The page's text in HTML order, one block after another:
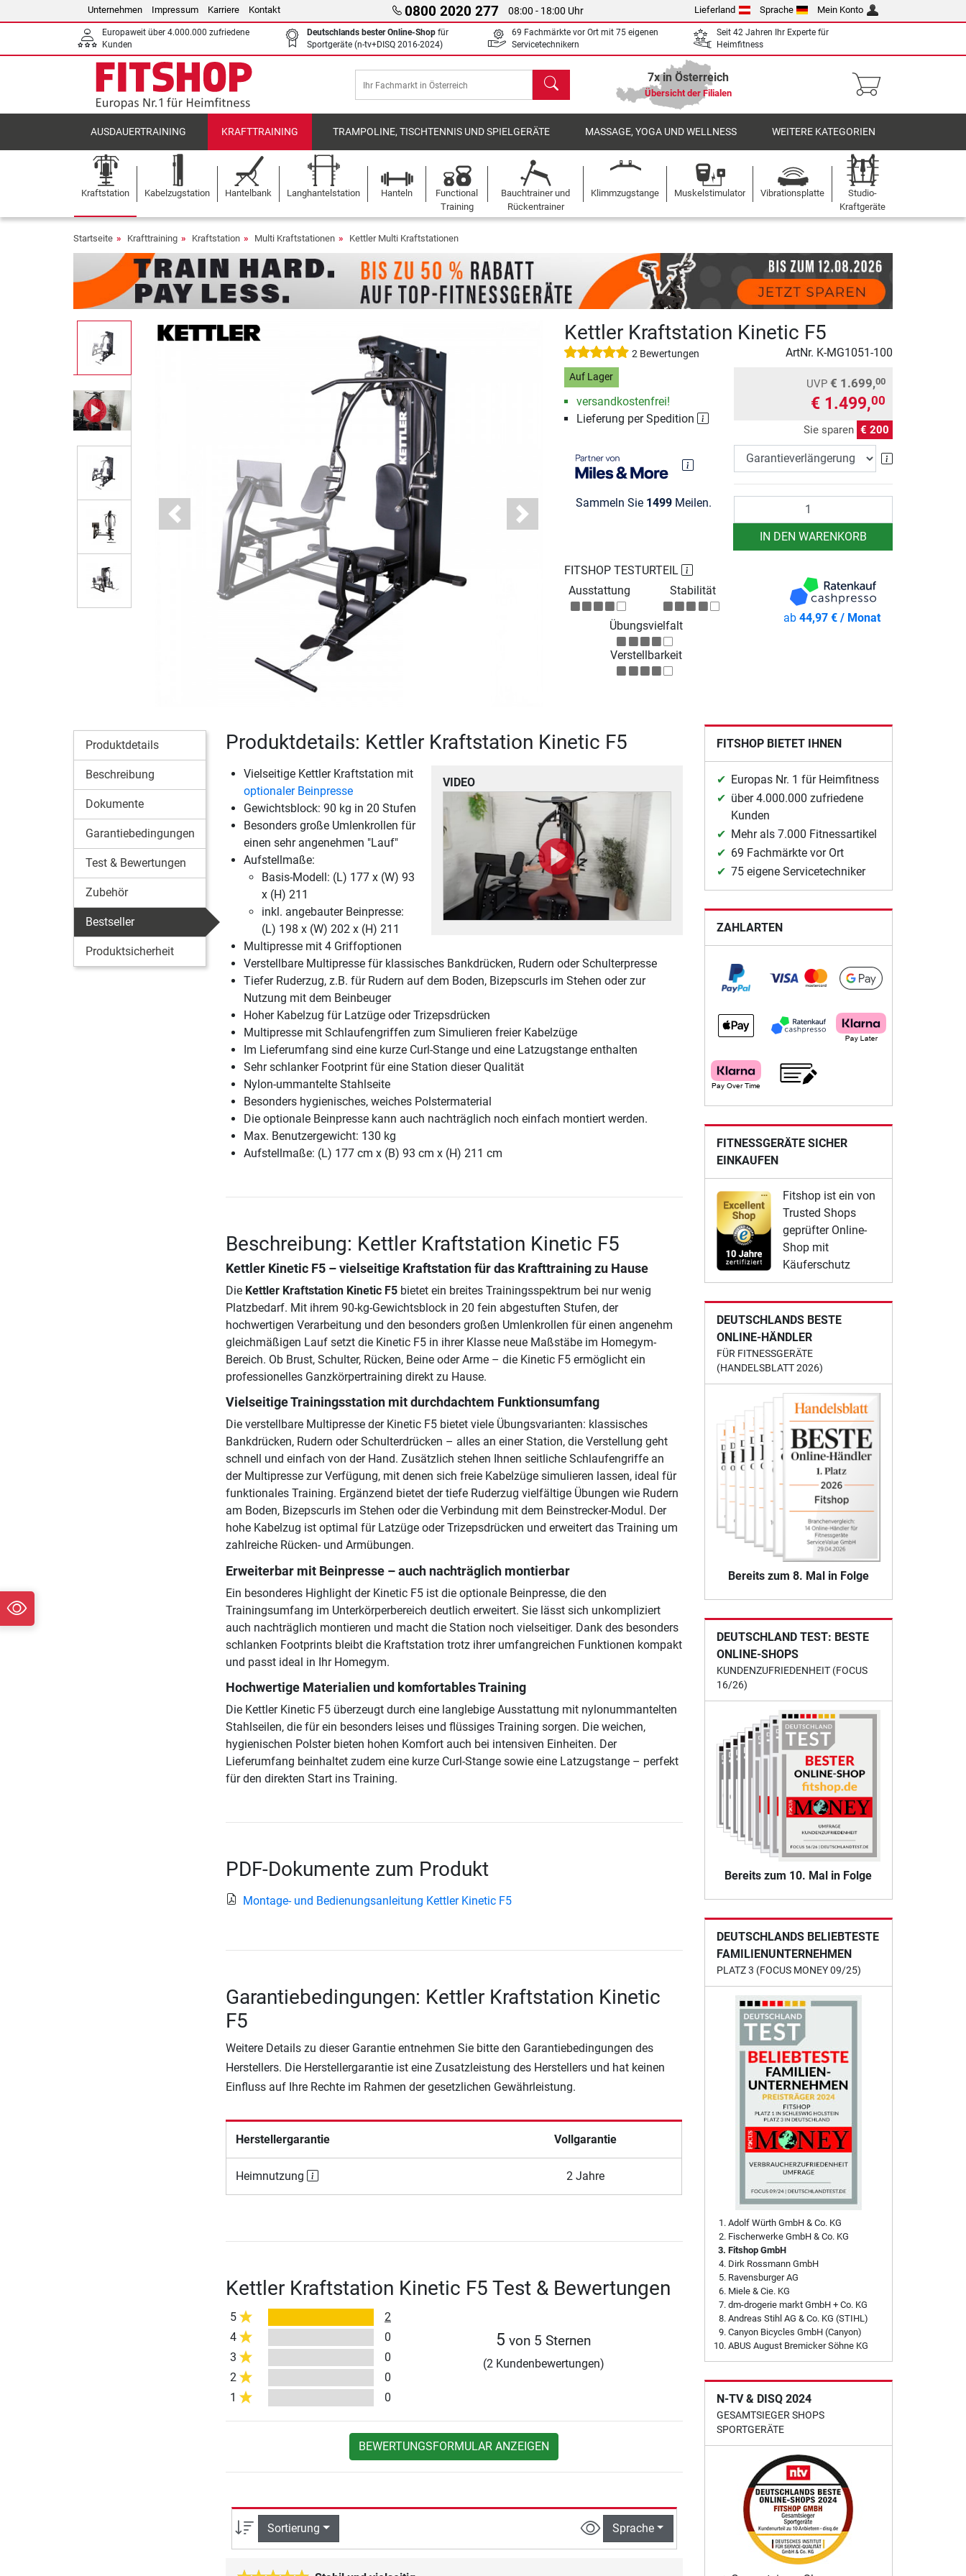
Unternehmen Impressum Karriere Kontakt 0800 2020 277 08:00 - 18:00 Uhr Lieferland Sprache Mein Konto
Europaweit über 4.000.000 zufriedene
Kunden
Deutschlands bester Online-Shop für
Sportgeräte (n-tv+DISQ 2016-2024)
69 Fachmärkte vor Ort mit 75 eigenen
Servicetechnikern
Seit 42 Jahren Ihr Experte für
Heimfitness
Suchen 7x in Österreich
Übersicht der Filialen
AUSDAUERTRAINING KRAFTTRAINING TRAMPOLINE, TISCHTENNIS UND SPIELGERÄTE MASSAGE, YOGA UND WELLNESS WEITERE KATEGORIEN
Kraftstation Kabelzugstation Hantelbank Langhantelstation Hanteln
Functional
Training
Bauchtrainer und
Rückentrainer
Klimmzugstange Muskelstimulator Vibrationsplatte
Studio-
Kraftgeräte
Startseite Krafttraining Kraftstation Multi Kraftstationen Kettler Multi Kraftstationen
Previous Next
Kettler Kraftstation Kinetic F5
2 Bewertungen ArtNr. K-MG1051-100
Auf Lager
versandkostenfrei!
Lieferung per Spedition
Sammeln Sie 1499Meilen.
UVP € 1.699,00
€ 1.499,00
Sie sparen € 200
IN DEN WARENKORB
FITSHOP TESTURTEIL
Ausstattung
Stabilität
Übungsvielfalt
Verstellbarkeit
ab 44,97 € / Monat
Produktdetails
Beschreibung
Dokumente
Garantiebedingungen
Test & Bewertungen
Zubehör
Bestseller
Produktsicherheit
Produktdetails: Kettler Kraftstation Kinetic F5
VIDEO
Vielseitige Kettler Kraftstation mit
optionaler Beinpresse
Gewichtsblock: 90 kg in 20 Stufen
Besonders große Umlenkrollen für
einen sehr angenehmen "Lauf"
Aufstellmaße:
Basis-Modell: (L) 177 x (W) 93
x (H) 211
inkl. angebauter Beinpresse:
(L) 198 x (W) 202 x (H) 211
Multipresse mit 4 Griffoptionen
Verstellbare Multipresse für klassisches Bankdrücken, Rudern oder Schulterpresse
Tiefer Ruderzug, z.B. für Rudern auf dem Boden, Bizepscurls im Stehen oder zur
Nutzung mit dem Beinbeuger
Hoher Kabelzug für Latzüge oder Trizepsdrücken
Multipresse mit Schlaufengriffen zum Simulieren freier Kabelzüge
Im Lieferumfang sind eine kurze Curl-Stange und eine Latzugstange enthalten
Sehr schlanker Footprint für eine Station dieser Qualität
Nylon-ummantelte Stahlseite
Besonders hygienisches, weiches Polstermaterial
Die optionale Beinpresse kann auch nachträglich noch einfach montiert werden.
Max. Benutzergewicht: 130 kg
Aufstellmaße: (L) 177 cm x (B) 93 cm x (H) 211 cm
Beschreibung: Kettler Kraftstation Kinetic F5
Kettler Kinetic F5 – vielseitige Kraftstation für das Krafttraining zu Hause
Die Kettler Kraftstation Kinetic F5bietet ein breites Trainingsspektrum bei nur wenig
Platzbedarf. Mit ihrem 90-kg-Gewichtsblock in 20 fein abgestuften Stufen, der
hochwertigen Verarbeitung und den besonders großen Umlenkrollen für einen angenehm
gleichmäßigen Lauf setzt die Kinetic F5 in ihrer Klasse neue Maßstäbe im Homegym-
Bereich. Ob Brust, Schulter, Rücken, Beine oder Arme – die Kinetic F5 ermöglicht ein
professionelles Ganzkörpertraining direkt zu Hause.
Vielseitige Trainingsstation mit durchdachtem Funktionsumfang
Die verstellbare Multipresse der Kinetic F5 bietet viele Übungsvarianten: klassisches
Bankdrücken, Rudern oder Schulterdrücken – alles an einer Station, die Verstellung geht
schnell und einfach von der Hand. Zusätzlich stehen Ihnen seitliche Schlaufengriffe an
der Multipresse zur Verfügung, mit denen sich freie Kabelzüge simulieren lassen, ideal für
funktionales Training. Ergänzend bietet der tiefe Ruderzug vielfältige Übungen wie Rudern
am Boden, Bizepscurls im Stehen oder die Verbindung mit dem Beinstrecker-Modul. Der
hohe Kabelzug ist optimal für Latzüge oder Trizepsdrücken und erweitert das Training um
zahlreiche Rücken- und Armübungen.
Erweiterbar mit Beinpresse – auch nachträglich montierbar
Ein besonderes Highlight der Kinetic F5 ist die optionale Beinpresse, die den
Trainingsumfang im Unterkörperbereich deutlich erweitert. Sie lässt sich unkompliziert
auch nachträglich montieren und macht die Station noch vielseitiger. Dank des besonders
schlanken Footprints bleibt die Kraftstation trotz ihrer umfangreichen Funktionen kompakt
und passt ideal in Ihr Homegym.
Hochwertige Materialien und komfortables Training
Die Kettler Kinetic F5 überzeugt durch eine langlebige Ausstattung mit nylonummantelten
Stahlseilen, die für ein besonders leises und flüssiges Training sorgen. Die weichen,
hygienischen Polster bieten hohen Komfort auch bei intensiven Einheiten. Der
Lieferumfang beinhaltet zudem eine kurze Curl-Stange sowie eine Latzugstange – perfekt
für den direkten Start ins Training.
PDF-Dokumente zum Produkt
Montage- und Bedienungsanleitung Kettler Kinetic F5
Garantiebedingungen: Kettler Kraftstation Kinetic
F5
Weitere Details zu dieser Garantie entnehmen Sie bitte den Garantiebedingungen des
Herstellers. Die Herstellergarantie ist eine Zusatzleistung des Herstellers und hat keinen
Einfluss auf Ihre Rechte im Rahmen der gesetzlichen Gewährleistung.
Herstellergarantie Vollgarantie
Heimnutzung 2 Jahre
Kettler Kraftstation Kinetic F5 Test & Bewertungen
5
2
4
0
3
0
2
0
1
0
5 von 5 Sternen
(2 Kundenbewertungen)
BEWERTUNGSFORMULAR ANZEIGEN
Sortierung Sprache
FITSHOP BIETET IHNEN
Europas Nr. 1 für Heimfitness
über 4.000.000 zufriedene
Kunden
Mehr als 7.000 Fitnessartikel
69 Fachmärkte vor Ort
75 eigene Servicetechniker
ZAHLARTEN
FITNESSGERÄTE SICHER
EINKAUFEN
Fitshop ist ein von
Trusted Shops
geprüfter Online-
Shop mit
Käuferschutz
DEUTSCHLANDS BESTE
ONLINE-HÄNDLER
FÜR FITNESSGERÄTE
(HANDELSBLATT 2026)
Bereits zum 8. Mal in Folge
DEUTSCHLAND TEST: BESTE
ONLINE-SHOPS
KUNDENZUFRIEDENHEIT (FOCUS
16/26)
Bereits zum 10. Mal in Folge
DEUTSCHLANDS BELIEBTESTE
FAMILIENUNTERNEHMEN
PLATZ 3 (FOCUS MONEY 09/25)
Adolf Würth GmbH & Co. KG
Fischerwerke GmbH & Co. KG
Fitshop GmbH
Dirk Rossmann GmbH
Ravensburger AG
Miele & Cie. KG
dm-drogerie markt GmbH + Co. KG
Andreas Stihl AG & Co. KG (STIHL)
Canyon Bicycles GmbH (Canyon)
ABUS August Bremicker Söhne KG
N-TV & DISQ 2024
GESAMTSIEGER SHOPS
SPORTGERÄTE